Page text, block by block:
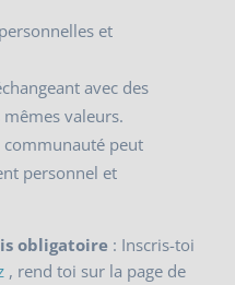
et
avec des
mêmes valeurs.
peut
personnel et
obligatoire : Inscris-toi
, rend toi sur la page de